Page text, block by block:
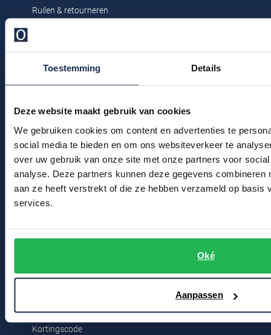
Toestemming Details
Deze website maakt gebruik van cookies
We gebruiken cookies om content en advertenties te
social media te bieden en om ons websiteverkeer te
over uw gebruik van onze site met onze partners voor
analyse. Deze partners kunnen deze gegevens combineren
aan ze heeft verstrekt of die ze hebben verzameld op basis
services.
Oké
Aanpassen
Profuomo
Replay
Roy Robson
Schiesser
Seidensticker
Slater
State of Art
Tommy Hilfiger
UBR
Ruilen & retourneren
Veelgestelde vragen
Kledingonderhoud
Actievoorwaarden
Winkel
Winkel & Openingstijden
Contact
Bert Schrier Herenmode
Kortingscode